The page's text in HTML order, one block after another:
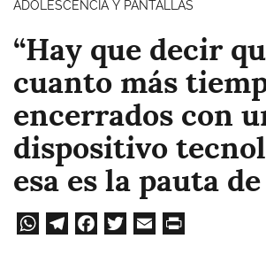
ADOLESCENCIA Y PANTALLAS
“Hay que decir
cuanto más
encerrados con
dispositivo
esa es la pauta
W
Te
Fa